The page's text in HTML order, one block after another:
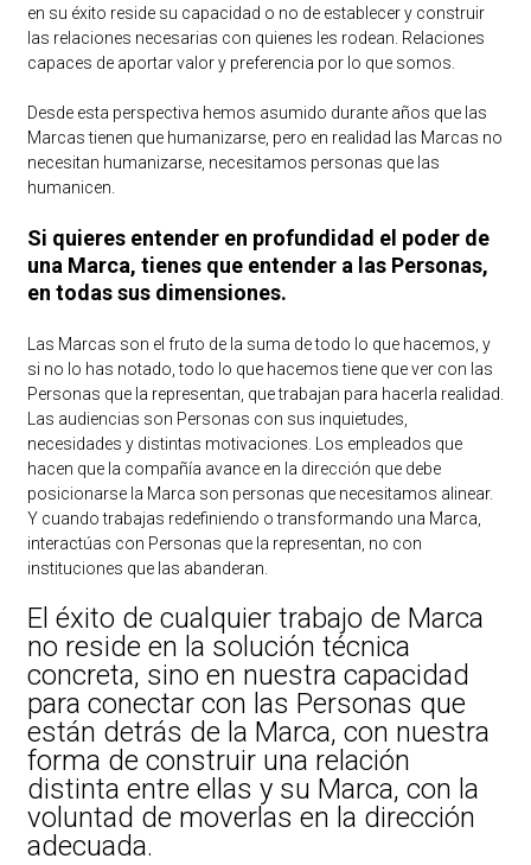
en su éxito reside su capacidad o no de establecer y construir
las relaciones necesarias con quienes les rodean. Relaciones
capaces de aportar valor y preferencia por lo que somos.
Desde esta perspectiva hemos asumido durante años que las
Marcas tienen que humanizarse, pero en realidad las Marcas no
necesitan humanizarse, necesitamos personas que las
humanicen.
Si quieres entender en profundidad el poder de
una Marca, tienes que entender a las Personas,
en todas sus dimensiones.
Las Marcas son el fruto de la suma de todo lo que hacemos, y
si no lo has notado, todo lo que hacemos tiene que ver con las
Personas que la representan, que trabajan para hacerla realidad.
Las audiencias son Personas con sus inquietudes,
necesidades y distintas motivaciones. Los empleados que
hacen que la compañía avance en la dirección que debe
posicionarse la Marca son personas que necesitamos alinear.
Y cuando trabajas redefiniendo o transformando una Marca,
interactúas con Personas que la representan, no con
instituciones que las abanderan.
El éxito de cualquier trabajo de Marca
no reside en la solución técnica
concreta, sino en nuestra capacidad
para conectar con las Personas que
están detrás de la Marca, con nuestra
forma de construir una relación
distinta entre ellas y su Marca, con la
voluntad de moverlas en la dirección
adecuada.